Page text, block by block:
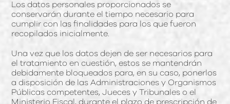
Los datos personales proporcionados se
conservarán durante el tiempo necesario para
cumplir con las finalidades para los que fueron
recopilados inicialmente.
Una vez que los datos dejen de ser necesarios para
el tratamiento en cuestión, estos se mantendrán
debidamente bloqueados para, en su caso, ponerlos
a disposición de las Administraciones y Organismos
Públicas competentes, Jueces y Tribunales o el
Ministerio Fiscal, durante el plazo de prescripción de